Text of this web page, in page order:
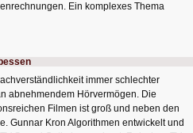
Ein komplexes Thema
immer schlechter
abnehmendem Hörvermögen. Die
Filmen ist groß und neben den
Gunnar Kron Algorithmen entwickelt und